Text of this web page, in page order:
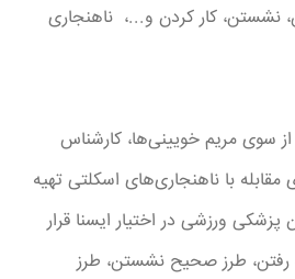
نشستن، کار کردن و...، ‌ ناهنجاری
سوی مریم خویینی‌ها، کارشناس
با ناهنجاری‌های اسکلتی تهیه
ورزشی در اختیار ایسنا قرار
رفتن، طرز صحیح نشستن، طرز